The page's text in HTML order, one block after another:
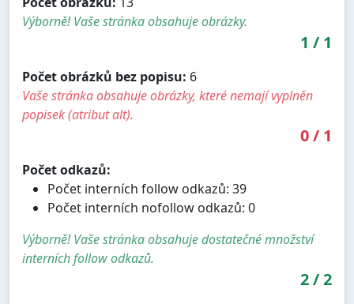
Výborně! Vaše stránka obsahuje obrázky.
1 / 1
Počet obrázků bez popisu: 6
Vaše stránka obsahuje obrázky, které nemají vyplněn
popisek (atribut alt).
0/ 1
Počet odkazů:
Počet interních follow odkazů: 39
Počet interních nofollow odkazů: 0
Výborně! Vaše stránka obsahuje dostatečné množství
interních follow odkazů.
2/2